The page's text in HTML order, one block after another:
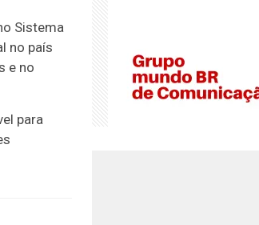
Sistema
no país
e no
para